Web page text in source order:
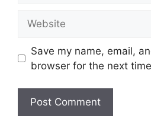
Save my name, email,
browser for the next